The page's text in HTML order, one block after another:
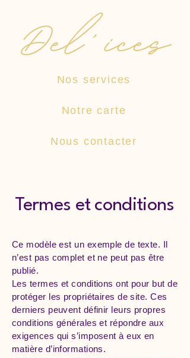
Nos services
Notre carte
Nous contacter
Termes et conditions
Ce modèle est un exemple de texte. Il
n’est pas complet et ne peut pas être
publié.
Les termes et conditions ont pour but de
protéger les propriétaires de site. Ces
derniers peuvent définir leurs propres
conditions générales et répondre aux
exigences qui s’imposent à eux en
matière d’informations.